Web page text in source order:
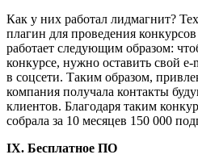
Как у них работал лидмагнит?
плагин для проведения конкурсов
работает следующим образом:
конкурсе, нужно оставить свой e-
в соцсети. Таким образом,
компания получала контакты
клиентов. Благодаря таким
собрала за 10 месяцев 150 000
IX. Бесплатное ПО